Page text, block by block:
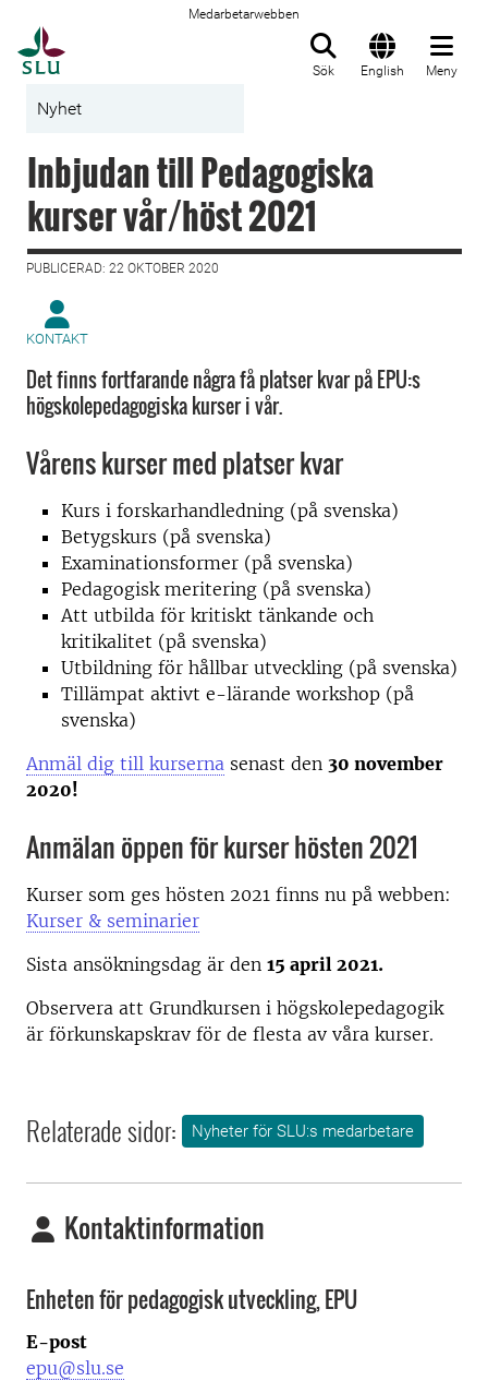
Medarbetarwebben
Sök English Meny
Nyhet
Inbjudan till Pedagogiska
kurser vår/höst 2021
PUBLICERAD: 22 OKTOBER 2020
KONTAKT
Det finns fortfarande några få platser kvar på EPU:s
högskolepedagogiska kurser i vår.
Vårens kurser med platser kvar
Kurs i forskarhandledning (på svenska)
Betygskurs (på svenska)
Examinationsformer (på svenska)
Pedagogisk meritering (på svenska)
Att utbilda för kritiskt tänkande och
kritikalitet (på svenska)
Utbildning för hållbar utveckling (på svenska)
Tillämpat aktivt e-lärande workshop (på
svenska)
Anmäl dig till kurserna senast den 30 november
2020!
Anmälan öppen för kurser hösten 2021
Kurser som ges hösten 2021 finns nu på webben:
Kurser & seminarier
Sista ansökningsdag är den 15 april 2021.
Observera att Grundkursen i högskolepedagogik
är förkunskapskrav för de flesta av våra kurser.
Relaterade sidor: Nyheter för SLU:s medarbetare
Kontaktinformation
Enheten för pedagogisk utveckling, EPU
E-post
epu@slu.se